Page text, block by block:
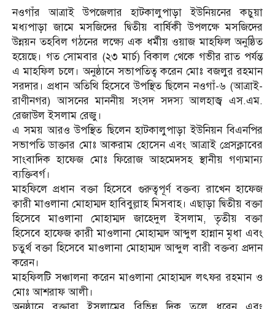
নওগাঁর আত্রাই উপজেলার হাটকালুপাড়া ইউনিয়নের কচুয়া
মধ্যপাড়া জামে মসজিদের দ্বিতীয় বার্ষিকী উপলক্ষে মসজিদের
উন্নয়ন তহবিল গঠনের লক্ষ্যে এক ধর্মীয় ওয়াজ মাহফিল অনুষ্ঠিত
হয়েছে। গত সোমবার (২৩ মার্চ) বিকাল থেকে গভীর রাত পর্যন্ত
এ মাহফিল চলে। অনুষ্ঠানে সভাপতিত্ব করেন মোঃ বজলুর রহমান
সরদার। প্রধান অতিথি হিসেবে উপস্থিত ছিলেন নওগাঁ-৬ (আত্রাই-
রাণীনগর) আসনের মাননীয় সংসদ সদস্য আলহাজ্ব এস.এম.
রেজাউল ইসলাম রেজু।
এ সময় আরও উপস্থিত ছিলেন হাটকালুপাড়া ইউনিয়ন বিএনপির
সভাপতি ডাক্তার মোঃ আকরাম হোসেন এবং আত্রাই প্রেসক্লাবের
সাংবাদিক হাফেজ মোঃ ফিরোজ আহমেদসহ স্থানীয় গণ্যমান্য
ব্যক্তিবর্গ।
মাহফিলে প্রধান বক্তা হিসেবে গুরুত্বপূর্ণ বক্তব্য রাখেন হাফেজ
ক্বারী মাওলানা মোহাম্মদ হাবিবুল্লাহ মিসবাহ। এছাড়া দ্বিতীয় বক্তা
হিসেবে মাওলানা মোহাম্মদ জাহেদুল ইসলাম, তৃতীয় বক্তা
হিসেবে হাফেজ ক্বারী মাওলানা মোহাম্মদ আব্দুল হান্নান মৃধা এবং
চতুর্থ বক্তা হিসেবে মাওলানা মোহাম্মদ আব্দুল বারী বক্তব্য প্রদান
করেন।
মাহফিলটি সঞ্চালনা করেন মাওলানা মোহাম্মদ লৎফর রহমান ও
মোঃ আশরাফ আলী।